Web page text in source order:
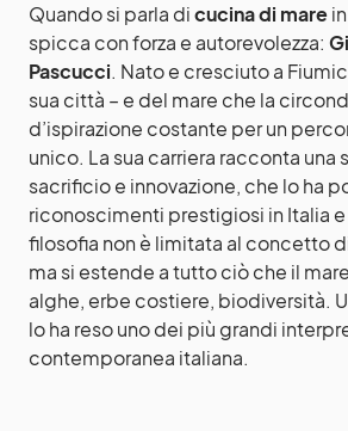
Quando si parla dicucina di mare
spicca con forza e autorevolezza:
Pascucci. Nato e cresciuto a
sua città – e del mare che la
d’ispirazione costante per un
unico. La sua carriera racconta una
sacrificio e innovazione, che lo ha
riconoscimenti prestigiosi in Italia e
filosofia non è limitata al concetto
ma si estende a tutto ciò che il
alghe, erbe costiere, biodiversità.
lo ha reso uno dei più grandi
contemporanea italiana.